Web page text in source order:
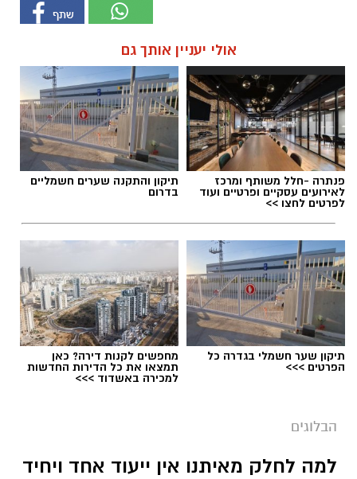
אולי יעניין אותך גם
פנתרה -חלל משותף ומרכז
לאירועים עסקיים ופרטיים ועוד
לפרטים לחצו >>
תיקון והתקנה שערים חשמליים
בדרום
תיקון שער חשמלי בגדרה כל
הפרטים >>>
מחפשים לקנות דירה? כאן
תמצאו את כל הדירות החדשות
למכירה באשדוד >>>
הבלוגים
למה לחלק מאיתנו אין ייעוד אחד ויחיד